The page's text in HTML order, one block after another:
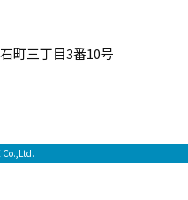
町三丁目3番10号